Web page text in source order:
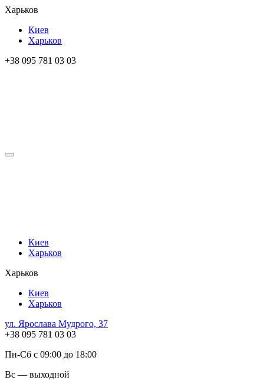
Харьков
Киев
Харьков
+38 095 781 03 03
Киев
Харьков
Харьков
Киев
Харьков
ул. Ярослава Мудрого, 37
+38 095 781 03 03
Пн-Сб с 09:00 до 18:00
Вс — выходной